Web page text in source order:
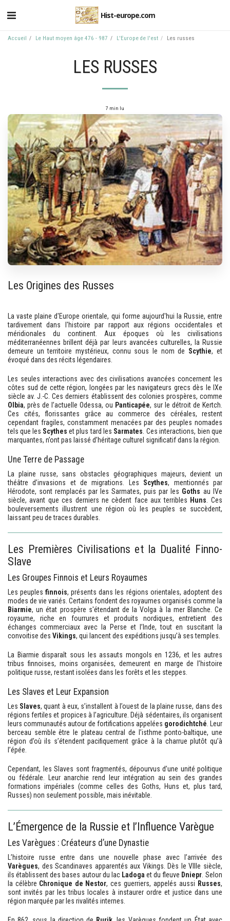
Hist-europe.com
Accueil Le Haut moyen âge 476 - 987 L'Europe de l'est Les russes
LES RUSSES
7 min lu
Les Origines des Russes
La vaste plaine d'Europe orientale, qui forme aujourd'hui la Russie, entre
tardivement dans l'histoire par rapport aux régions occidentales et
méridionales du continent. Aux époques où les civilisations
méditerranéennes brillent déjà par leurs avancées culturelles, la Russie
demeure un territoire mystérieux, connu sous le nom de Scythie, et
évoqué dans des récits légendaires.
Les seules interactions avec des civilisations avancées concernent les
côtes sud de cette région, longées par les navigateurs grecs dès le IXe
siècle av. J.-C. Ces derniers établissent des colonies prospères, comme
Olbia, près de l’actuelle Odessa, ou Panticapée, sur le détroit de Kertch.
Ces cités, florissantes grâce au commerce des céréales, restent
cependant fragiles, constamment menacées par des peuples nomades
tels que les Scythes et plus tard les Sarmates. Ces interactions, bien que
marquantes, n’ont pas laissé d’héritage culturel significatif dans la région.
Une Terre de Passage
La plaine russe, sans obstacles géographiques majeurs, devient un
théâtre d’invasions et de migrations. Les Scythes, mentionnés par
Hérodote, sont remplacés par les Sarmates, puis par les Goths au IVe
siècle, avant que ces derniers ne cèdent face aux terribles Huns. Ces
bouleversements illustrent une région où les peuples se succèdent,
laissant peu de traces durables.
Les Premières Civilisations et la Dualité Finno-
Slave
Les Groupes Finnois et Leurs Royaumes
Les peuples finnois, présents dans les régions orientales, adoptent des
modes de vie variés. Certains fondent des royaumes organisés comme la
Biarmie, un état prospère s'étendant de la Volga à la mer Blanche. Ce
royaume, riche en fourrures et produits nordiques, entretient des
échanges commerciaux avec la Perse et l’Inde, tout en suscitant la
convoitise des Vikings, qui lancent des expéditions jusqu’à ses temples.
La Biarmie disparaît sous les assauts mongols en 1236, et les autres
tribus finnoises, moins organisées, demeurent en marge de l’histoire
politique russe, restant isolées dans les forêts et les steppes.
Les Slaves et Leur Expansion
Les Slaves, quant à eux, s’installent à l’ouest de la plaine russe, dans des
régions fertiles et propices à l’agriculture. Déjà sédentaires, ils organisent
leurs communautés autour de fortifications appelées gorodichtché. Leur
berceau semble être le plateau central de l’isthme ponto-baltique, une
région d’où ils s’étendent pacifiquement grâce à la charrue plutôt qu’à
l’épée.
Cependant, les Slaves sont fragmentés, dépourvus d’une unité politique
ou fédérale. Leur anarchie rend leur intégration au sein des grandes
formations impériales (comme celles des Goths, Huns et, plus tard,
Russes) non seulement possible, mais inévitable.
L’Émergence de la Russie et l’Influence Varègue
Les Varègues : Créateurs d’une Dynastie
L’histoire russe entre dans une nouvelle phase avec l’arrivée des
Varègues, des Scandinaves apparentés aux Vikings. Dès le VIIIe siècle,
ils établissent des bases autour du lac Ladoga et du fleuve Dniepr. Selon
la célèbre Chronique de Nestor, ces guerriers, appelés aussi Russes,
sont invités par les tribus locales à instaurer ordre et justice dans une
région marquée par les rivalités internes.